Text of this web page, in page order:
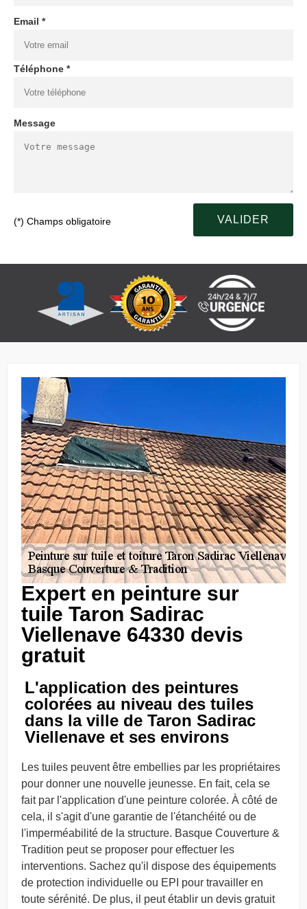
Email *
Téléphone *
Message
(*) Champs obligatoire
Expert en peinture sur
tuile Taron Sadirac
Viellenave 64330 devis
gratuit
L'application des peintures
colorées au niveau des tuiles
dans la ville de Taron Sadirac
Viellenave et ses environs
Les tuiles peuvent être embellies par les propriétaires
pour donner une nouvelle jeunesse. En fait, cela se
fait par l'application d'une peinture colorée. À côté de
cela, il s'agit d'une garantie de l'étanchéité ou de
l'imperméabilité de la structure. Basque Couverture &
Tradition peut se proposer pour effectuer les
interventions. Sachez qu'il dispose des équipements
de protection individuelle ou EPI pour travailler en
toute sérénité. De plus, il peut établir un devis gratuit